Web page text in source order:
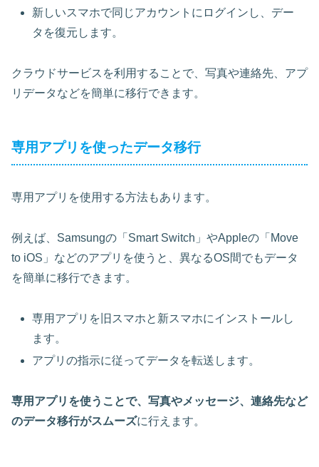
新しいスマホで同じアカウントにログインし、デー
タを復元します。
クラウドサービスを利用することで、写真や連絡先、アプ
リデータなどを簡単に移行できます。
専用アプリを使ったデータ移行
専用アプリを使用する方法もあります。
例えば、Samsungの「Smart Switch」やAppleの「Move
to iOS」などのアプリを使うと、異なるOS間でもデータ
を簡単に移行できます。
専用アプリを旧スマホと新スマホにインストールし
ます。
アプリの指示に従ってデータを転送します。
専用アプリを使うことで、写真やメッセージ、連絡先など
のデータ移行がスムーズに行えます。